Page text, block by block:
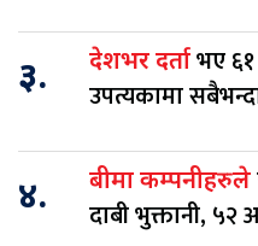
३. देशभर दर्ताभए ६१
उपत्यकामा
४. बीमा कम्पनीहरुले
दाबी भुक्तानी, ५२